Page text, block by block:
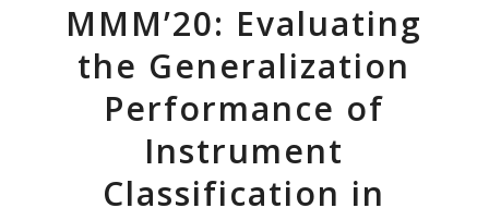
MMM’20: Evaluating
the Generalization
Performance of
Instrument
Classification in